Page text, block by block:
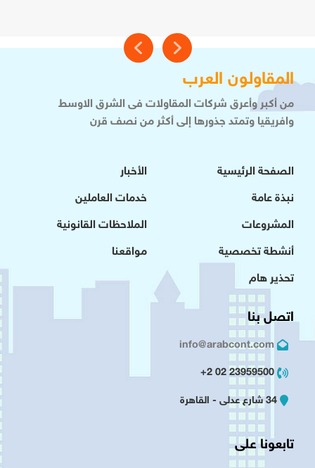
المقاولون العرب
من أكبر وأعرق شركات المقاولات فى الشرق الاوسط
وافريقيا وتمتد جذورها إلى أكثر من نصف قرن
الصفحة الرئيسية
نبذة عامة
المشروعات
أنشطة تخصصية
تحذير هام
الأخبار
خدمات العاملين
الملاحظات القانونية
مواقعنا
اتصل بنا
info@arabcont.com
23959500 02 2+
34 شارع عدلى - القاهرة
تابعونا على